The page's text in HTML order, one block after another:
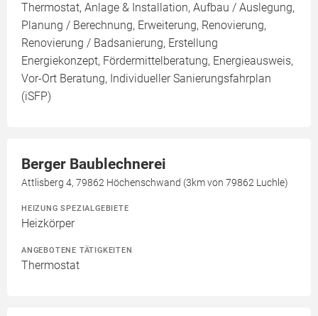
Thermostat, Anlage & Installation, Aufbau / Auslegung,
Planung / Berechnung, Erweiterung, Renovierung,
Renovierung / Badsanierung, Erstellung
Energiekonzept, Fördermittelberatung, Energieausweis,
Vor-Ort Beratung, Individueller Sanierungsfahrplan
(iSFP)
Berger Baublechnerei
Attlisberg 4, 79862 Höchenschwand (3km von 79862 Luchle)
HEIZUNG SPEZIALGEBIETE
Heizkörper
ANGEBOTENE TÄTIGKEITEN
Thermostat